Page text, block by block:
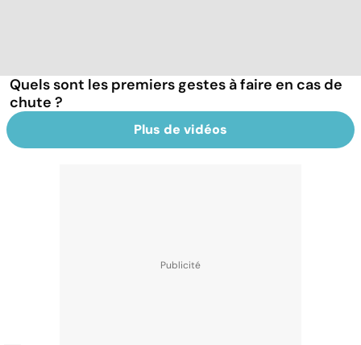
Quels sont les premiers gestes à faire en cas de
chute ?
Plus de vidéos